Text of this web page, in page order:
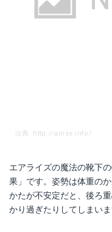
出典: http://airise.info/
エアライズの魔法の靴下
果」です。姿勢は体重の
かたが不安定だと、後ろ
かり過ぎたりしてしまいま